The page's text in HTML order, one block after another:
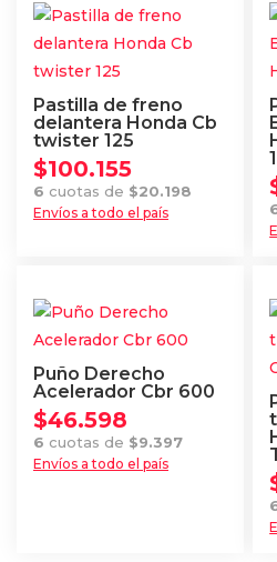
Pastilla de freno
delantera Honda Cb
twister 125
Envíos a todo el país
$100.155
6 cuotas de $20.198
Puño Derecho
Acelerador Cbr 600
Envíos a todo el país
$46.598
6 cuotas de $9.397